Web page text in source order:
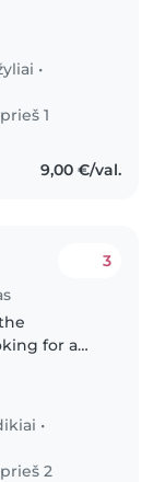
•
1
9,00 €/val.
3
for a
from
We are
•
2